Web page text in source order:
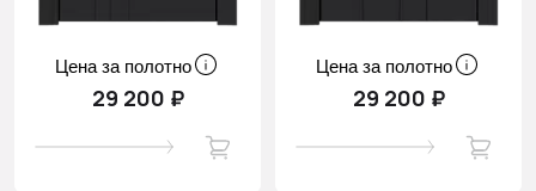
Цена за полотно
29 200 ₽
Цена за полотно
29 200 ₽